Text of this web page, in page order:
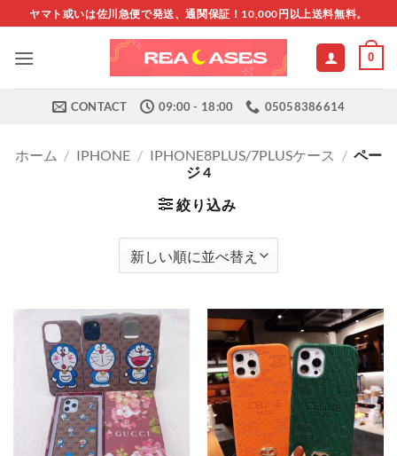
to
content
ヤマト或いは佐川急便で発送、通関保証！10,000円以上送料無料。
0
CONTACT 09:00 - 18:00 05058386614
ホーム / IPHONE / IPHONE8PLUS/7PLUSケース / ペー
ジ 4
絞り込み